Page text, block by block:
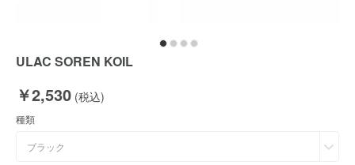
ULAC SOREN KOIL
￥2,530 (税込)
種類
ブラック